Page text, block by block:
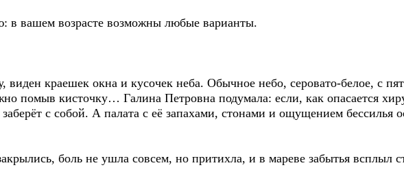
возрасте возможны любые варианты.
краешек окна и кусочек неба. Обычное небо, серовато-белое, с
помыв кисточку… Галина Петровна подумала: если, как опасается
с собой. А палата с её запахами, стонами и ощущением бессилья
боль не ушла совсем, но притихла, и в мареве забытья всплыл